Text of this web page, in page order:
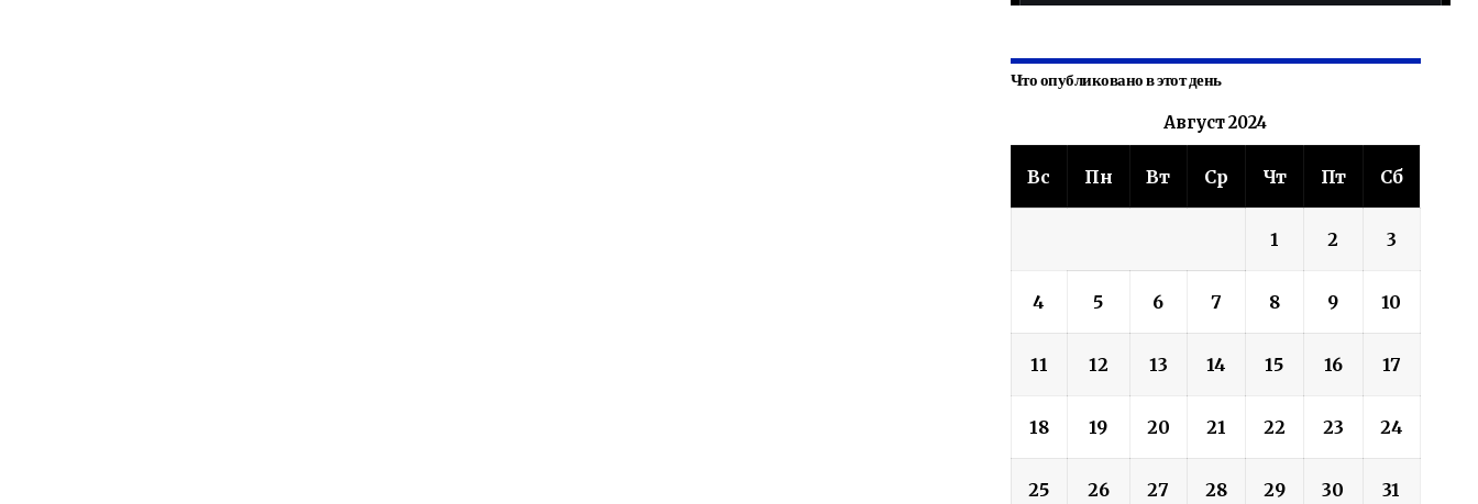
Что опубликовано в этот день
Август 2024
Вс Пн Вт Ср Чт Пт Сб
1 2 3
4 5 6 7 8 9 10
11 12 13 14 15 16 17
18 19 20 21 22 23 24
25 26 27 28 29 30 31